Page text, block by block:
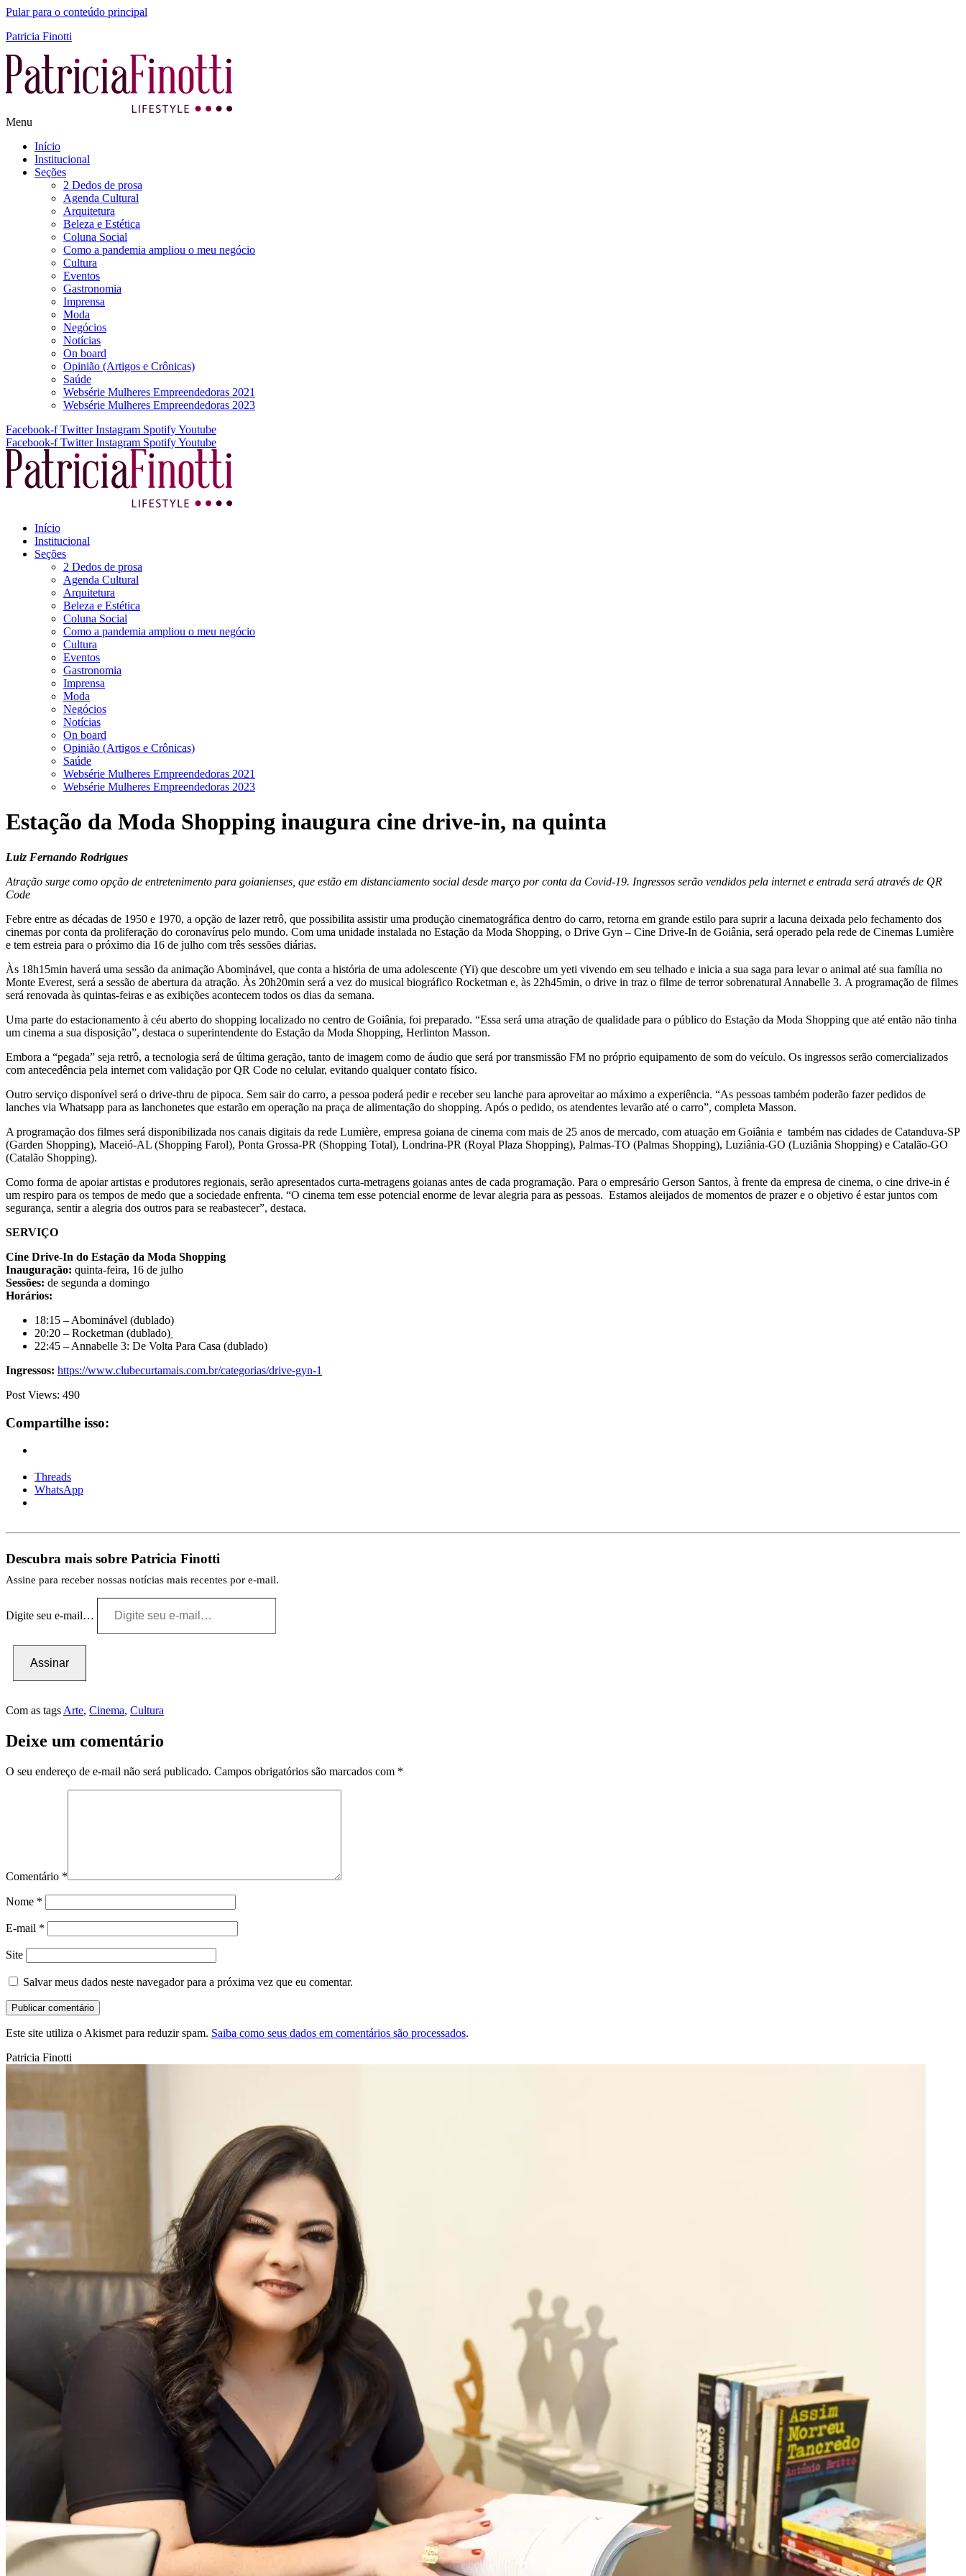
Pular para o conteúdo principal
Patricia Finotti
Menu
Início
Institucional
Seções
2 Dedos de prosa
Agenda Cultural
Arquitetura
Beleza e Estética
Coluna Social
Como a pandemia ampliou o meu negócio
Cultura
Eventos
Gastronomia
Imprensa
Moda
Negócios
Notícias
On board
Opinião (Artigos e Crônicas)
Saúde
Websérie Mulheres Empreendedoras 2021
Websérie Mulheres Empreendedoras 2023
Facebook-f Twitter Instagram SpotifyYoutube
Facebook-f Twitter Instagram SpotifyYoutube
Início
Institucional
Seções
2 Dedos de prosa
Agenda Cultural
Arquitetura
Beleza e Estética
Coluna Social
Como a pandemia ampliou o meu negócio
Cultura
Eventos
Gastronomia
Imprensa
Moda
Negócios
Notícias
On board
Opinião (Artigos e Crônicas)
Saúde
Websérie Mulheres Empreendedoras 2021
Websérie Mulheres Empreendedoras 2023
Estação da Moda Shopping inaugura cine drive-in, na quinta
Luiz Fernando Rodrigues
Atração surge como opção de entretenimento para goianienses, que estão em distanciamento social desde março por conta da Covid-19. Ingressos serão vendidos pela internet e entrada será através de QR
Code
Febre entre as décadas de 1950 e 1970, a opção de lazer retrô, que possibilita assistir uma produção cinematográfica dentro do carro, retorna em grande estilo para suprir a lacuna deixada pelo fechamento dos
cinemas por conta da proliferação do coronavírus pelo mundo. Com uma unidade instalada no Estação da Moda Shopping, o Drive Gyn – Cine Drive-In de Goiânia, será operado pela rede de Cinemas Lumière
e tem estreia para o próximo dia 16 de julho com três sessões diárias.
Às 18h15min haverá uma sessão da animação Abominável, que conta a história de uma adolescente (Yi) que descobre um yeti vivendo em seu telhado e inicia a sua saga para levar o animal até sua família no
Monte Everest, será a sessão de abertura da atração. Às 20h20min será a vez do musical biográfico Rocketman e, às 22h45min, o drive in traz o filme de terror sobrenatural Annabelle 3. A programação de filmes
será renovada às quintas-feiras e as exibições acontecem todos os dias da semana.
Uma parte do estacionamento à céu aberto do shopping localizado no centro de Goiânia, foi preparado. “Essa será uma atração de qualidade para o público do Estação da Moda Shopping que até então não tinha
um cinema a sua disposição”, destaca o superintendente do Estação da Moda Shopping, Herlinton Masson.
Embora a “pegada” seja retrô, a tecnologia será de última geração, tanto de imagem como de áudio que será por transmissão FM no próprio equipamento de som do veículo. Os ingressos serão comercializados
com antecedência pela internet com validação por QR Code no celular, evitando qualquer contato físico.
Outro serviço disponível será o drive-thru de pipoca. Sem sair do carro, a pessoa poderá pedir e receber seu lanche para aproveitar ao máximo a experiência. “As pessoas também poderão fazer pedidos de
lanches via Whatsapp para as lanchonetes que estarão em operação na praça de alimentação do shopping. Após o pedido, os atendentes levarão até o carro”, completa Masson.
A programação dos filmes será disponibilizada nos canais digitais da rede Lumière, empresa goiana de cinema com mais de 25 anos de mercado, com atuação em Goiânia e também nas cidades de Catanduva-SP
(Garden Shopping), Maceió-AL (Shopping Farol), Ponta Grossa-PR (Shopping Total), Londrina-PR (Royal Plaza Shopping), Palmas-TO (Palmas Shopping), Luziânia-GO (Luziânia Shopping) e Catalão-GO
(Catalão Shopping).
Como forma de apoiar artistas e produtores regionais, serão apresentados curta-metragens goianas antes de cada programação. Para o empresário Gerson Santos, à frente da empresa de cinema, o cine drive-in é
um respiro para os tempos de medo que a sociedade enfrenta. “O cinema tem esse potencial enorme de levar alegria para as pessoas. Estamos aleijados de momentos de prazer e o objetivo é estar juntos com
segurança, sentir a alegria dos outros para se reabastecer”, destaca.
SERVIÇO
Cine Drive-In do Estação da Moda Shopping
Inauguração: quinta-feira, 16 de julho
Sessões: de segunda a domingo
Horários:
18:15 – Abominável (dublado)
20:20 – Rocketman (dublado)
22:45 – Annabelle 3: De Volta Para Casa (dublado)
Ingressos: https://www.clubecurtamais.com.br/categorias/drive-gyn-1
Post Views: 490
Compartilhe isso:
Threads
WhatsApp
Descubra mais sobre Patricia Finotti
Assine para receber nossas notícias mais recentes por e-mail.
Digite seu e-mail…
Assinar
Com as tags Arte, Cinema, Cultura
Deixe um comentário
O seu endereço de e-mail não será publicado. Campos obrigatórios são marcados com *
Comentário *
Nome *
E-mail *
Site
Salvar meus dados neste navegador para a próxima vez que eu comentar.
Este site utiliza o Akismet para reduzir spam. Saiba como seus dados em comentários são processados.
Patricia Finotti